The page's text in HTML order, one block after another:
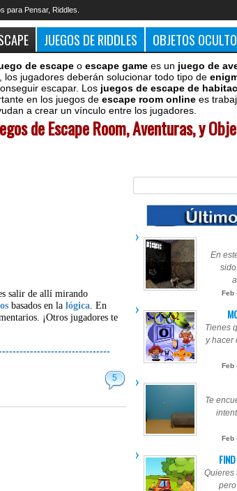
para Pensar, Riddles.
JUEGOS DE RIDDLES OBJETOS
de escape o escape game es un juego de
los jugadores deberán solucionar todo tipo de
escapar. Los juegos de escape de
en los juegos de escape room online es
a crear un vínculo entre los jugadores.
de Escape Room, Aventuras, y
salir de allí mirando
basados en lalógica. En
¡Otros jugadores te
5
En
Feb
Tienes
y hacer
Feb
Te
Feb
Quieres